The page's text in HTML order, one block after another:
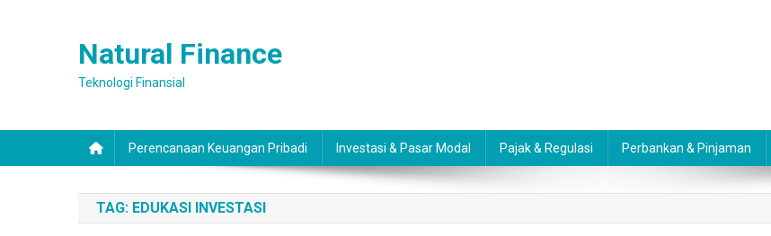
Natural Finance
Teknologi Finansial
Perencanaan Keuangan Pribadi Investasi & Pasar Modal Pajak & Regulasi Perbankan & Pinjaman
TAG: EDUKASI INVESTASI